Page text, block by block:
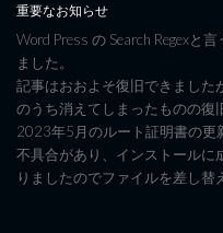
重要なお知らせ
Word Press の Search Regexと
ました。
記事はおおよそ復旧できました
のうち消えてしまったものの復
2023年5月のルート証明書の更
不具合があり、インストールに
りましたのでファイルを差し替